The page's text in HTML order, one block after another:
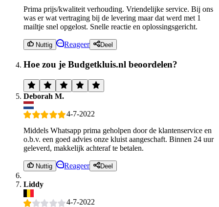
Prima prijs/kwaliteit verhouding. Vriendelijke service. Bij ons
was er wat vertraging bij de levering maar dat werd met 1
mailtje snel opgelost. Snelle reactie en oplossingsgericht.
Nuttig Reageer Deel
Hoe zou je Budgetkluis.nl beoordelen?
Deborah M.
4-7-2022
Middels Whatsapp prima geholpen door de klantenservice en
o.b.v. een goed advies onze kluist aangeschaft. Binnen 24 uur
geleverd, makkelijk achteraf te betalen.
Nuttig Reageer Deel
Liddy
4-7-2022